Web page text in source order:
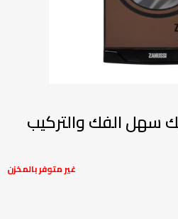
سهل الفك والتركيب
غير متوفر بالمخزن